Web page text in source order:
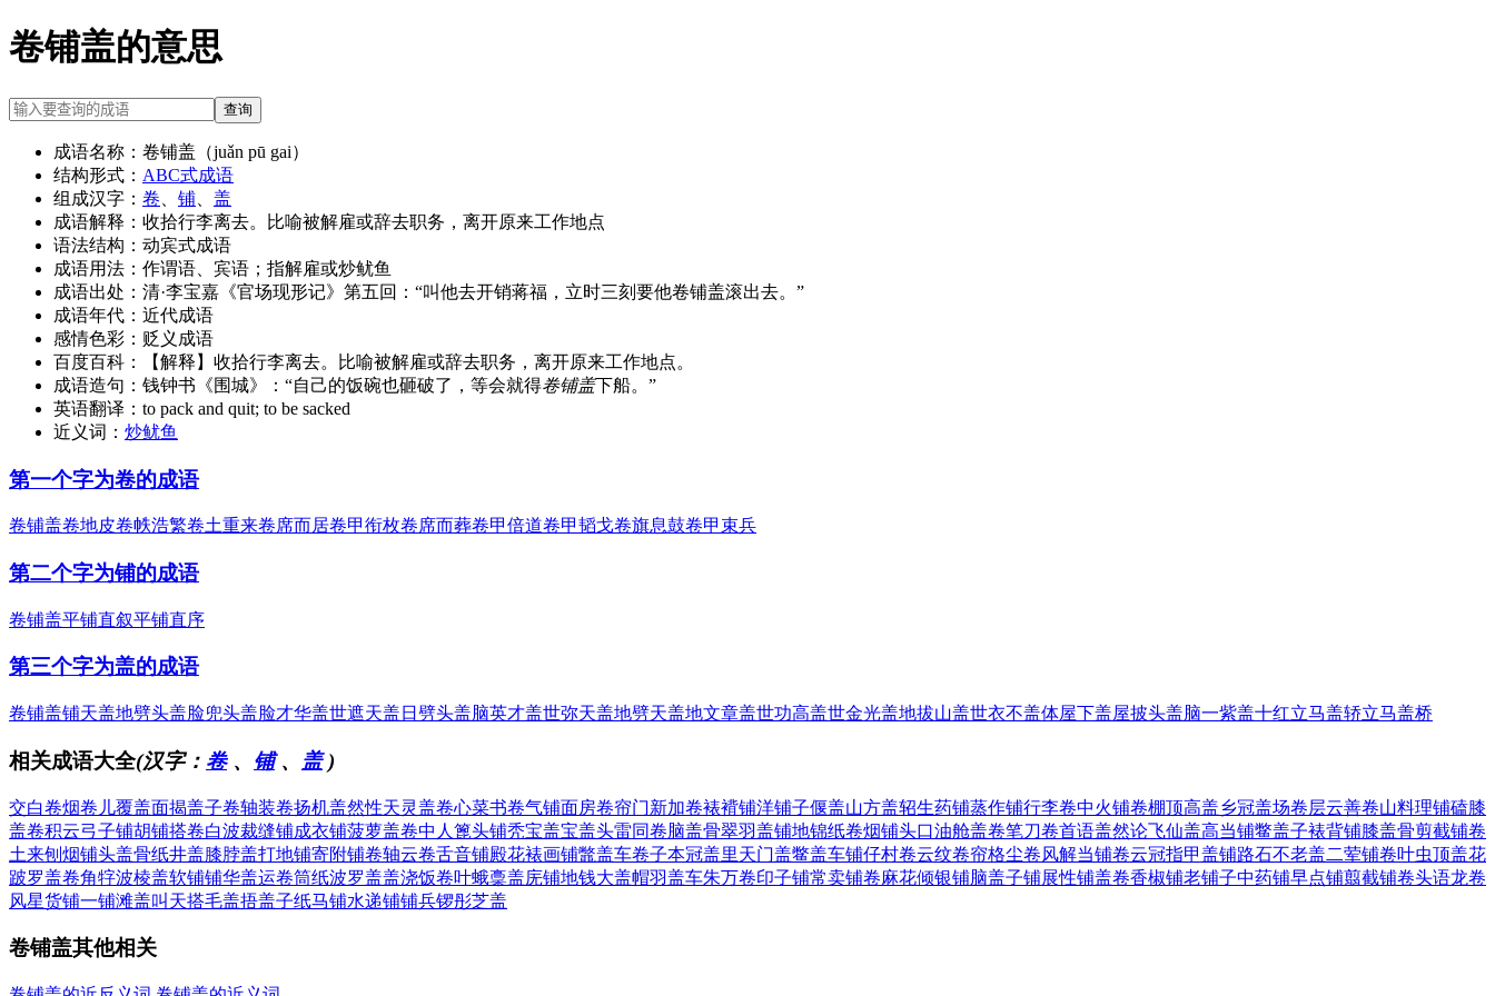
卷铺盖的意思
查询
成语名称： 卷铺盖（juǎn pū gai）
结构形式： ABC式成语
组成汉字： 卷 铺
盖
成语解释： 收拾行李离去。比喻被解雇或辞去职务，离开原来工作地点
语法结构： 动宾式成语
成语用法： 作谓语、宾语；指解雇或炒鱿鱼
成语出处： 清·李宝嘉《官场现形记》第五回：“叫他去开销蒋福，立时三刻要他卷铺盖滚出去。”
成语年代： 近代成语
感情色彩： 贬义成语
百度百科：
【解释】收拾行李离去。比喻被解雇或辞去职务，离开原来工作地点。
成语造句： 钱钟书《围城》：“自己的饭碗也砸破了，等会就得卷铺盖下船。”
英语翻译： to pack and quit; to be sacked
近义词： 炒鱿鱼
第一个字为卷的成语
卷铺盖卷地皮卷帙浩繁卷土重来卷席而居卷甲衔枚卷席而葬卷甲倍道卷甲韬戈卷旗息鼓卷甲束兵
第二个字为铺的成语
卷铺盖平铺直叙平铺直序
第三个字为盖的成语
卷铺盖铺天盖地劈头盖脸兜头盖脸才华盖世遮天盖日 劈头盖脑英才盖世弥天盖地劈天盖地文章盖世功高盖世金光盖地拔山盖世衣不盖体屋下盖屋披头盖脑一紫盖十红立马盖轿立马盖桥
相关成语大全(汉字： 卷、 铺、 盖)
交白卷烟卷儿覆盖面揭盖子卷轴装卷扬机盖然性天灵盖卷心菜书卷气铺面房卷帘门新加卷裱褙铺洋铺子偃盖山方盖轺生药铺蒸作铺行李卷中火铺卷棚顶高盖乡冠盖场卷层云善卷山料理铺磕膝
盖卷积云弓子铺胡铺搭卷白波裁缝铺成衣铺菠萝盖卷中人 篦头铺秃宝盖宝盖头雷同卷脑盖骨翠羽盖铺地锦纸卷烟铺头口油舱盖卷笔刀卷首语盖然论飞仙盖高当铺鳖盖子裱背铺膝盖骨剪截铺卷
土来刨烟铺头盖骨纸井盖膝脖盖打地铺寄附铺卷轴云卷舌音铺殿花裱画铺鼈盖车卷子本冠盖里天门盖鳖盖车铺仔村卷云纹卷帘格尘卷风解当铺卷云冠指甲盖铺路石不老盖二荤铺卷叶虫顶盖花
跛罗盖卷角牸波棱盖软铺铺华盖运卷筒纸波罗盖盖浇饭卷叶蛾稾盖庑铺地钱大盖帽羽盖车朱万卷印子铺常卖铺卷麻花倾银铺脑盖子铺展性铺盖卷香椒铺老铺子中药铺早点铺翦截铺卷头语龙卷
风星货铺一铺滩盖叫天搭毛盖捂盖子纸马铺水递铺铺兵锣彤芝盖
卷铺盖其他相关